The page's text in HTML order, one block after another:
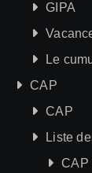
GIPA
Le
CAP
CAP
Liste
CAP